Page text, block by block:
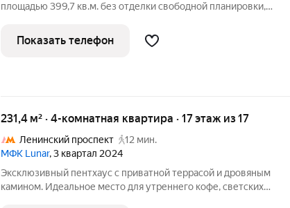
площадью 399,7 кв.м. без отделки свободной планировки,
квартиры составляет 350,3 кв.м. Высота потолка 3.55 м.
Панорамное остекление.
Показать телефон
231,4 м² · 4-комнатная квартира · 17 этаж из 17
Ленинский проспект
12 мин.
МФК Lunar, 3 квартал 2024
Эксклюзивный пентхаус с приватной террасой и дровяным
камином. Идеальное место для утреннего кофе, светских